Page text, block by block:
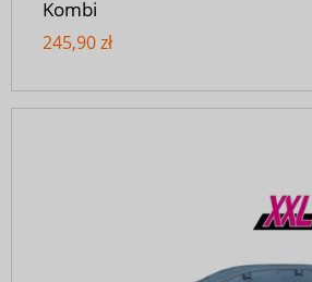
Kombi
245,90 zł